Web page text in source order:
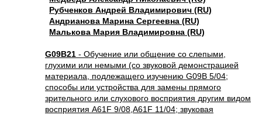
Рубченков Андрей Владимирович (RU)
Андрианова Марина Сергеевна (RU)
Малькова Мария Владимировна (RU)
G09B21 - Обучение или общение со слепыми,
глухими или немыми (со звуковой демонстрацией
материала, подлежащего изучению G09B 5/04;
способы или устройства для замены прямого
зрительного или слухового восприятия другим видом
восприятия A61F 9/08,A61F 11/04; звуковая